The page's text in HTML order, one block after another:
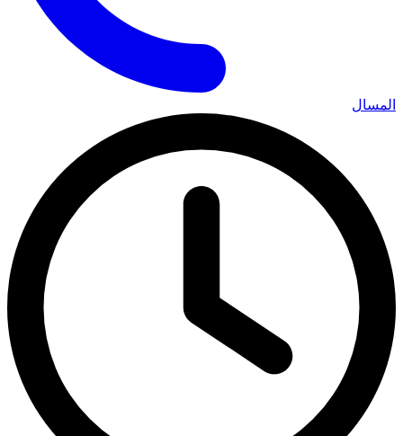
المسال